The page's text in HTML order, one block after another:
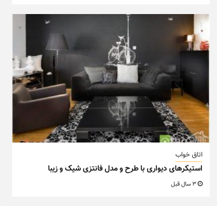
اتاق خواب
استیکرهای دیواری با طرح و مدل فانتزی شیک و زیبا